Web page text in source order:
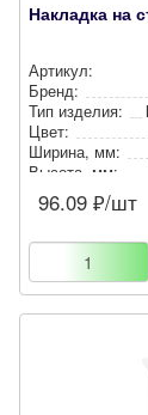
Накладка на
Артикул:
Бренд:
Тип изделия:
Цвет:
Ширина, мм:
Высота, мм:
96.09 ₽/шт